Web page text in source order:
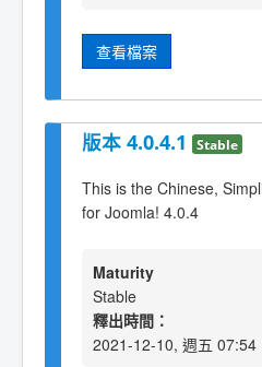
查看檔案
版本 4.0.4.1 Stable
This is the Chinese,
for Joomla! 4.0.4
Maturity
Stable
釋出時間：
2021-12-10, 週五 07:54